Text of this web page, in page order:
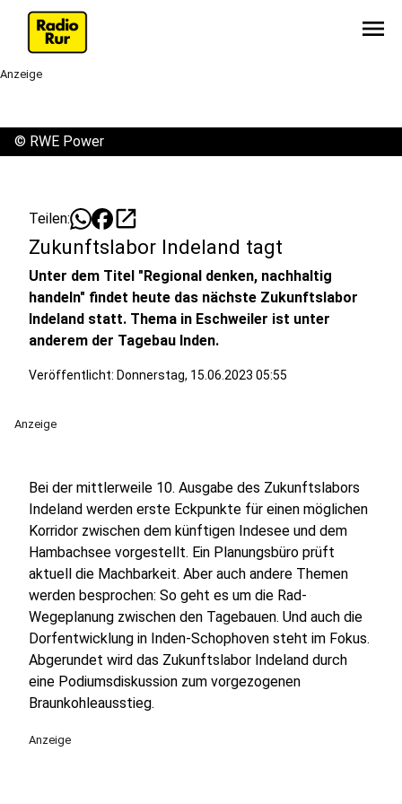
menu
Anzeige
© RWE Power
Teilen: open_in_new
Zukunftslabor Indeland tagt
Unter dem Titel "Regional denken, nachhaltig
handeln" findet heute das nächste Zukunftslabor
Indeland statt. Thema in Eschweiler ist unter
anderem der Tagebau Inden.
Veröffentlicht: Donnerstag, 15.06.2023 05:55
Anzeige
Bei der mittlerweile 10. Ausgabe des Zukunftslabors
Indeland werden erste Eckpunkte für einen möglichen
Korridor zwischen dem künftigen Indesee und dem
Hambachsee vorgestellt. Ein Planungsbüro prüft
aktuell die Machbarkeit. Aber auch andere Themen
werden besprochen: So geht es um die Rad-
Wegeplanung zwischen den Tagebauen. Und auch die
Dorfentwicklung in Inden-Schophoven steht im Fokus.
Abgerundet wird das Zukunftslabor Indeland durch
eine Podiumsdiskussion zum vorgezogenen
Braunkohleausstieg.
Anzeige